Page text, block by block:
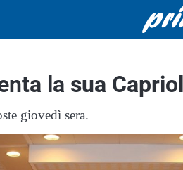
la sua
giovedì sera.